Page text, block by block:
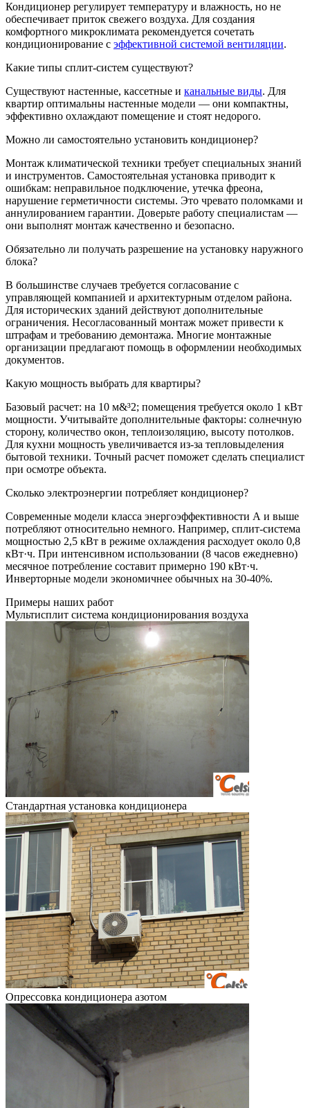
Кондиционер регулирует температуру и влажность, но не
обеспечивает приток свежего воздуха. Для создания
комфортного микроклимата рекомендуется сочетать
кондиционирование с эффективной системой вентиляции.
Какие типы сплит-систем существуют?
Существуют настенные, кассетные и канальные виды. Для
квартир оптимальны настенные модели — они компактны,
эффективно охлаждают помещение и стоят недорого.
Можно ли самостоятельно установить кондиционер?
Монтаж климатической техники требует специальных знаний
и инструментов. Самостоятельная установка приводит к
ошибкам: неправильное подключение, утечка фреона,
нарушение герметичности системы. Это чревато поломками и
аннулированием гарантии. Доверьте работу специалистам —
они выполнят монтаж качественно и безопасно.
Обязательно ли получать разрешение на установку наружного
блока?
В большинстве случаев требуется согласование с
управляющей компанией и архитектурным отделом района.
Для исторических зданий действуют дополнительные
ограничения. Несогласованный монтаж может привести к
штрафам и требованию демонтажа. Многие монтажные
организации предлагают помощь в оформлении необходимых
документов.
Какую мощность выбрать для квартиры?
Базовый расчет: на 10 м&³2; помещения требуется около 1 кВт
мощности. Учитывайте дополнительные факторы: солнечную
сторону, количество окон, теплоизоляцию, высоту потолков.
Для кухни мощность увеличивается из-за тепловыделения
бытовой техники. Точный расчет поможет сделать специалист
при осмотре объекта.
Сколько электроэнергии потребляет кондиционер?
Современные модели класса энергоэффективности А и выше
потребляют относительно немного. Например, сплит-система
мощностью 2,5 кВт в режиме охлаждения расходует около 0,8
кВт·ч. При интенсивном использовании (8 часов ежедневно)
месячное потребление составит примерно 190 кВт·ч.
Инверторные модели экономичнее обычных на 30-40%.
Примеры наших работ
Мультисплит система кондиционирования воздуха
Стандартная установка кондиционера
Опрессовка кондиционера азотом